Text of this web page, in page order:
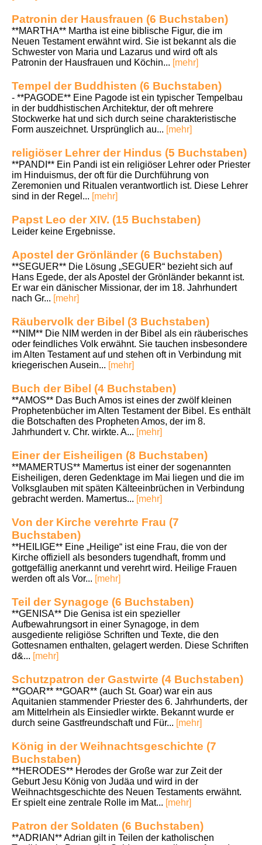
Patronin der Hausfrauen (6 Buchstaben)
**MARTHA** Martha ist eine biblische Figur, die im
Neuen Testament erwähnt wird. Sie ist bekannt als die
Schwester von Maria und Lazarus und wird oft als
Patronin der Hausfrauen und Köchin... [mehr]
Tempel der Buddhisten (6 Buchstaben)
- **PAGODE** Eine Pagode ist ein typischer Tempelbau
in der buddhistischen Architektur, der oft mehrere
Stockwerke hat und sich durch seine charakteristische
Form auszeichnet. Ursprünglich au... [mehr]
religiöser Lehrer der Hindus (5 Buchstaben)
**PANDI** Ein Pandi ist ein religiöser Lehrer oder Priester
im Hinduismus, der oft für die Durchführung von
Zeremonien und Ritualen verantwortlich ist. Diese Lehrer
sind in der Regel... [mehr]
Papst Leo der XIV. (15 Buchstaben)
Leider keine Ergebnisse.
Apostel der Grönländer (6 Buchstaben)
**SEGUER** Die Lösung „SEGUER“ bezieht sich auf
Hans Egede, der als Apostel der Grönländer bekannt ist.
Er war ein dänischer Missionar, der im 18. Jahrhundert
nach Gr... [mehr]
Räubervolk der Bibel (3 Buchstaben)
**NIM** Die NIM werden in der Bibel als ein räuberisches
oder feindliches Volk erwähnt. Sie tauchen insbesondere
im Alten Testament auf und stehen oft in Verbindung mit
kriegerischen Ausein... [mehr]
Buch der Bibel (4 Buchstaben)
**AMOS** Das Buch Amos ist eines der zwölf kleinen
Prophetenbücher im Alten Testament der Bibel. Es enthält
die Botschaften des Propheten Amos, der im 8.
Jahrhundert v. Chr. wirkte. A... [mehr]
Einer der Eisheiligen (8 Buchstaben)
**MAMERTUS** Mamertus ist einer der sogenannten
Eisheiligen, deren Gedenktage im Mai liegen und die im
Volksglauben mit späten Kälteeinbrüchen in Verbindung
gebracht werden. Mamertus... [mehr]
Von der Kirche verehrte Frau (7
Buchstaben)
**HEILIGE** Eine „Heilige“ ist eine Frau, die von der
Kirche offiziell als besonders tugendhaft, fromm und
gottgefällig anerkannt und verehrt wird. Heilige Frauen
werden oft als Vor... [mehr]
Teil der Synagoge (6 Buchstaben)
**GENISA** Die Genisa ist ein spezieller
Aufbewahrungsort in einer Synagoge, in dem
ausgediente religiöse Schriften und Texte, die den
Gottesnamen enthalten, gelagert werden. Diese Schriften
d&... [mehr]
Schutzpatron der Gastwirte (4 Buchstaben)
**GOAR** **GOAR** (auch St. Goar) war ein aus
Aquitanien stammender Priester des 6. Jahrhunderts, der
am Mittelrhein als Einsiedler wirkte. Bekannt wurde er
durch seine Gastfreundschaft und Für... [mehr]
König in der Weihnachtsgeschichte (7
Buchstaben)
**HERODES** Herodes der Große war zur Zeit der
Geburt Jesu König von Judäa und wird in der
Weihnachtsgeschichte des Neuen Testaments erwähnt.
Er spielt eine zentrale Rolle im Mat... [mehr]
Patron der Soldaten (6 Buchstaben)
**ADRIAN** Adrian gilt in Teilen der katholischen